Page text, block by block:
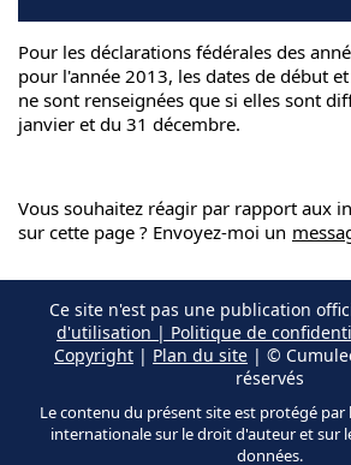
Pour les déclarations fédérales des
pour l'année 2013, les dates de début
ne sont renseignées que si elles sont
janvier et du 31 décembre.
Vous souhaitez réagir par rapport aux
sur cette page ? Envoyez-moi un
Ce site n'est pas une publication
d'utilisation | Politique de
Copyright | Plan du site | ©
réservés
Le contenu du présent site est protégé par
internationale sur le droit d'auteur et sur
données.